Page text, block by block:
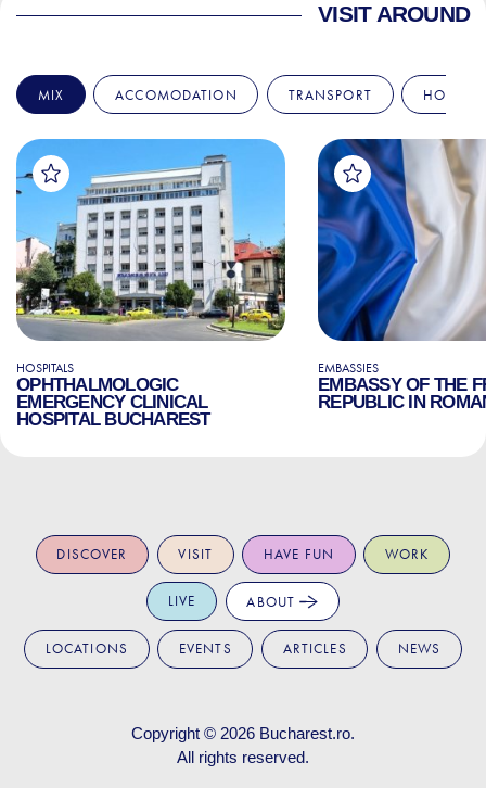
VISIT AROUND
MIX ACCOMODATION TRANSPORT
HOSPITALS
OPHTHALMOLOGIC
EMERGENCY CLINICAL
HOSPITAL BUCHAREST
EMBASSIES
EMBASSY OF THE
REPUBLIC IN
DISCOVER VISIT HAVE FUN WORK
LIVE ABOUT
LOCATIONS EVENTS ARTICLES NEWS
Copyright © 2026 Bucharest.ro.
All rights reserved.